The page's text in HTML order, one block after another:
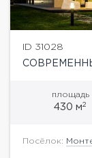
ID 31028
площадь
430 м2
Посёлок: